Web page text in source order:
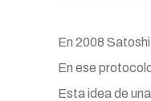
En 2008
En ese
Esta idea de